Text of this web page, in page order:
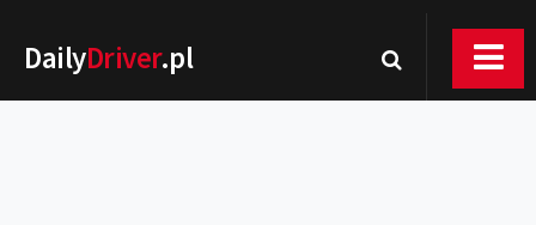
DailyDriver.pl